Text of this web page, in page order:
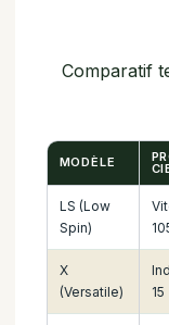
Comparatif
MODÈLE
LS (Low
Spin)
X
(Versatile)
15